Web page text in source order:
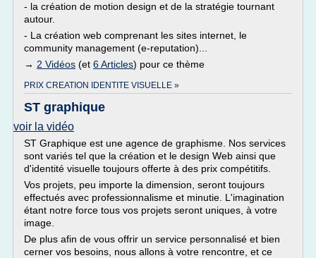
- la création de motion design et de la stratégie tournant
autour.
- La création web comprenant les sites internet, le
community management (e-reputation)...
→ 2 Vidéos (et 6 Articles) pour ce thème
PRIX CREATION IDENTITE VISUELLE »
ST graphique
voir la vidéo
ST Graphique est une agence de graphisme. Nos services
sont variés tel que la création et le design Web ainsi que
d'identité visuelle toujours offerte à des prix compétitifs.
Vos projets, peu importe la dimension, seront toujours
effectués avec professionnalisme et minutie. L'imagination
étant notre force tous vos projets seront uniques, à votre
image.
De plus afin de vous offrir un service personnalisé et bien
cerner vos besoins, nous allons à votre rencontre, et ce